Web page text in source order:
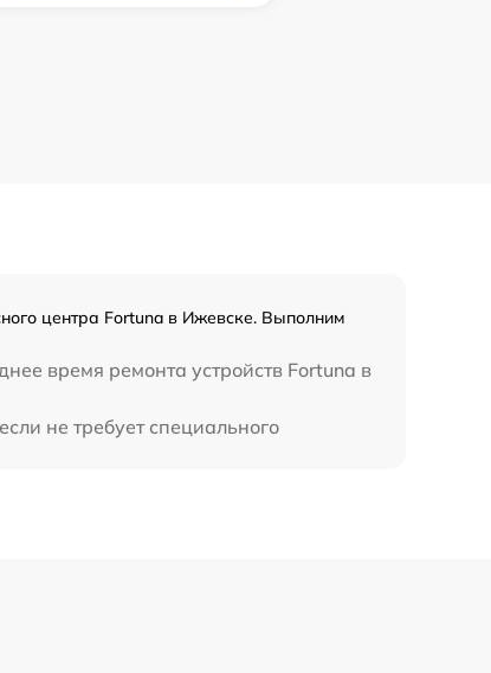
центра Fortuna в Ижевске. Выполним
время ремонта устройств Fortuna в
не требует специального